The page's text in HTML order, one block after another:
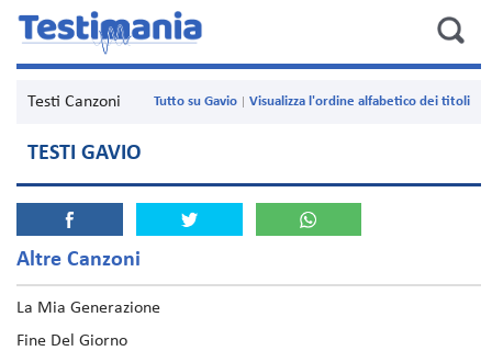
Testi Canzoni Visualizza l'ordine alfabetico dei titoli
Tutto su Gavio
TESTI GAVIO
Altre Canzoni
La Mia Generazione
Fine Del Giorno